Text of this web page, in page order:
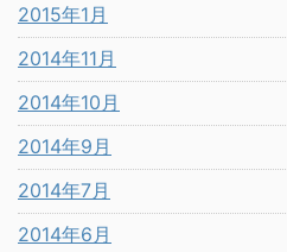
2015年1月
2014年11月
2014年10月
2014年9月
2014年7月
2014年6月